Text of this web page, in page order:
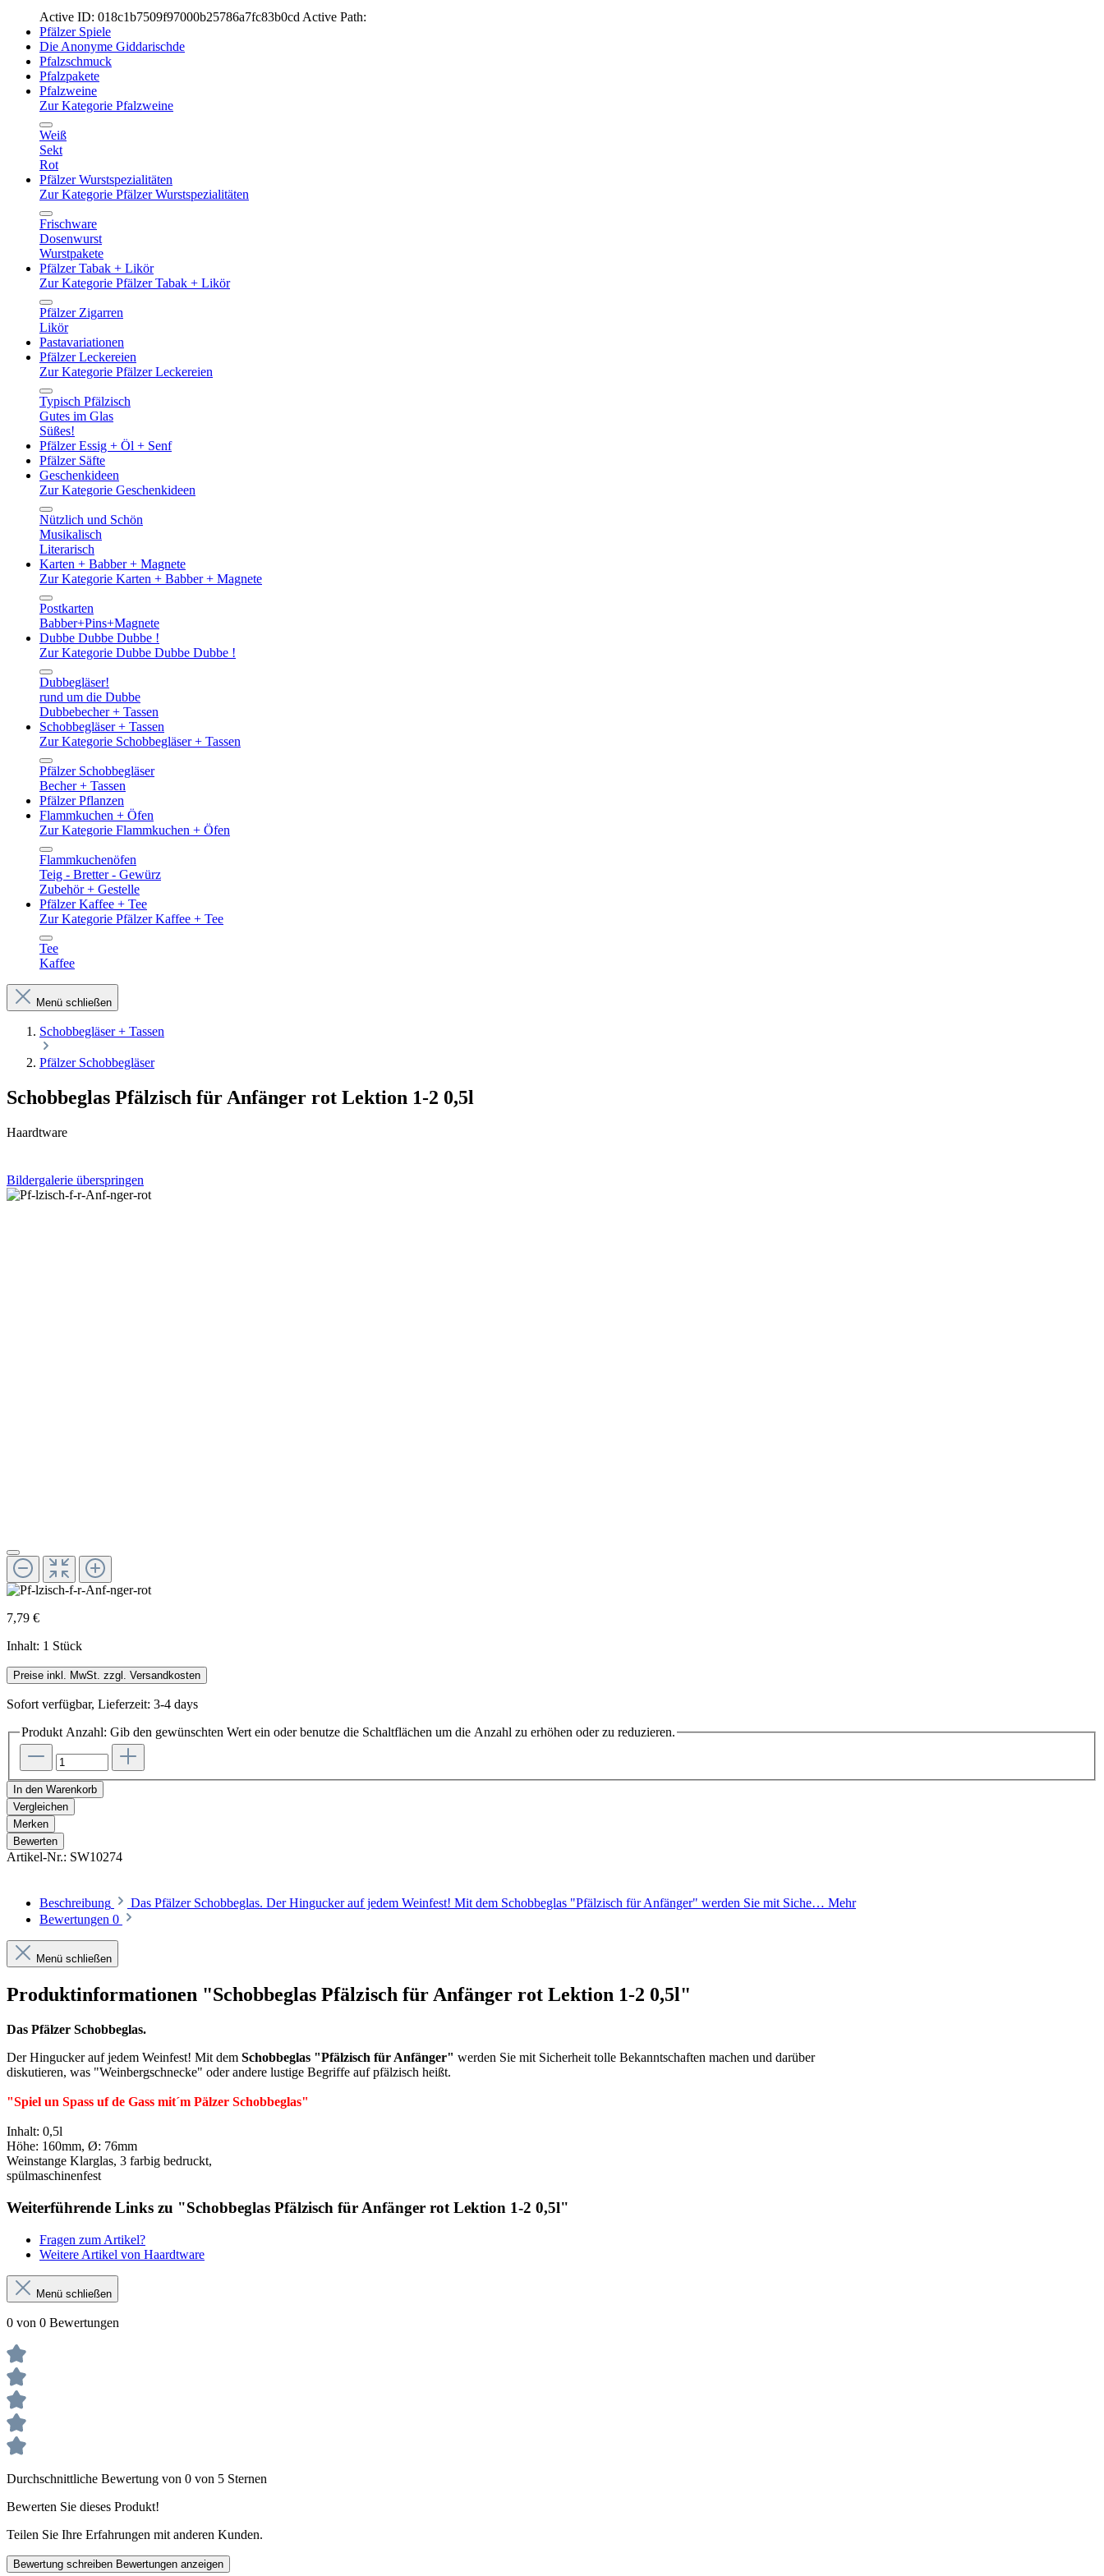
Active ID: 018c1b7509f97000b25786a7fc83b0cd Active Path:
Pfälzer Spiele
Die Anonyme Giddarischde
Pfalzschmuck
Pfalzpakete
Pfalzweine
Zur Kategorie Pfalzweine
Weiß
Sekt
Rot
Pfälzer Wurstspezialitäten
Zur Kategorie Pfälzer Wurstspezialitäten
Frischware
Dosenwurst
Wurstpakete
Pfälzer Tabak + Likör
Zur Kategorie Pfälzer Tabak + Likör
Pfälzer Zigarren
Likör
Pastavariationen
Pfälzer Leckereien
Zur Kategorie Pfälzer Leckereien
Typisch Pfälzisch
Gutes im Glas
Süßes!
Pfälzer Essig + Öl + Senf
Pfälzer Säfte
Geschenkideen
Zur Kategorie Geschenkideen
Nützlich und Schön
Musikalisch
Literarisch
Karten + Babber + Magnete
Zur Kategorie Karten + Babber + Magnete
Postkarten
Babber+Pins+Magnete
Dubbe Dubbe Dubbe !
Zur Kategorie Dubbe Dubbe Dubbe !
Dubbegläser!
rund um die Dubbe
Dubbebecher + Tassen
Schobbegläser + Tassen
Zur Kategorie Schobbegläser + Tassen
Pfälzer Schobbegläser
Becher + Tassen
Pfälzer Pflanzen
Flammkuchen + Öfen
Zur Kategorie Flammkuchen + Öfen
Flammkuchenöfen
Teig - Bretter - Gewürz
Zubehör + Gestelle
Pfälzer Kaffee + Tee
Zur Kategorie Pfälzer Kaffee + Tee
Tee
Kaffee
Menü schließen
Schobbegläser + Tassen
Pfälzer Schobbegläser
Schobbeglas Pfälzisch für Anfänger rot Lektion 1-2 0,5l
Haardtware
Bildergalerie überspringen
7,79 €
Inhalt: 1 Stück
Preise inkl. MwSt. zzgl. Versandkosten
Sofort verfügbar, Lieferzeit: 3-4 days
Produkt Anzahl: Gib den gewünschten Wert ein oder benutze die Schaltflächen um die Anzahl zu erhöhen oder zu reduzieren.
In den Warenkorb
Vergleichen
Merken
Bewerten
Artikel-Nr.: SW10274
Beschreibung Das Pfälzer Schobbeglas. Der Hingucker auf jedem Weinfest! Mit dem Schobbeglas "Pfälzisch für Anfänger" werden Sie mit Siche… Mehr
Bewertungen 0
Menü schließen
Produktinformationen "Schobbeglas Pfälzisch für Anfänger rot Lektion 1-2 0,5l"
Das Pfälzer Schobbeglas.
Der Hingucker auf jedem Weinfest! Mit dem Schobbeglas "Pfälzisch für Anfänger" werden Sie mit Sicherheit tolle Bekanntschaften machen und darüber
diskutieren, was "Weinbergschnecke" oder andere lustige Begriffe auf pfälzisch heißt.
"Spiel un Spass uf de Gass mit´m Pälzer Schobbeglas"
Inhalt: 0,5l
Höhe: 160mm, Ø: 76mm
Weinstange Klarglas, 3 farbig bedruckt,
spülmaschinenfest
Weiterführende Links zu "Schobbeglas Pfälzisch für Anfänger rot Lektion 1-2 0,5l"
Fragen zum Artikel?
Weitere Artikel von Haardtware
Menü schließen
0 von 0 Bewertungen
Durchschnittliche Bewertung von 0 von 5 Sternen
Bewerten Sie dieses Produkt!
Teilen Sie Ihre Erfahrungen mit anderen Kunden.
Bewertung schreiben Bewertungen anzeigen